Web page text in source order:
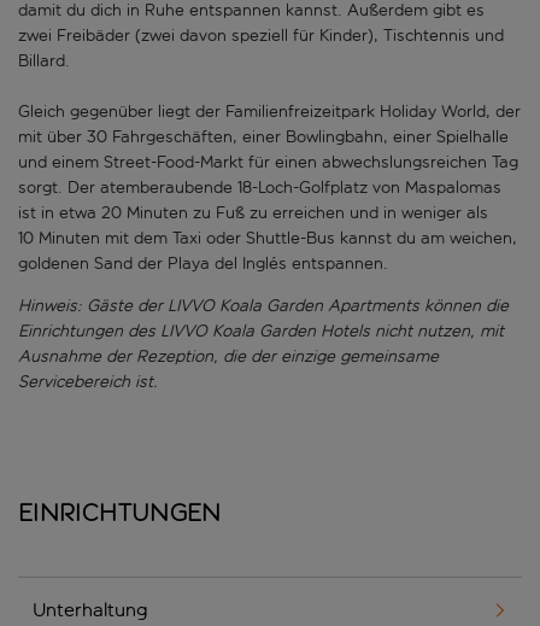
damit du dich in Ruhe entspannen kannst. Außerdem gibt es
zwei Freibäder (zwei davon speziell für Kinder), Tischtennis und
Billard.
Gleich gegenüber liegt der Familienfreizeitpark Holiday World, der
mit über 30 Fahrgeschäften, einer Bowlingbahn, einer Spielhalle
und einem Street-Food-Markt für einen abwechslungsreichen Tag
sorgt. Der atemberaubende 18-Loch-Golfplatz von Maspalomas
ist in etwa 20 Minuten zu Fuß zu erreichen und in weniger als
10 Minuten mit dem Taxi oder Shuttle-Bus kannst du am weichen,
goldenen Sand der Playa del Inglés entspannen.
Hinweis: Gäste der LIVVO Koala Garden Apartments können die
Einrichtungen des LIVVO Koala Garden Hotels nicht nutzen, mit
Ausnahme der Rezeption, die der einzige gemeinsame
Servicebereich ist.
Einrichtungen
Unterhaltung